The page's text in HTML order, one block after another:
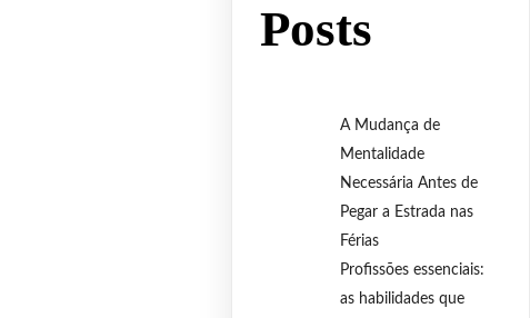
Posts
A Mudança de
Mentalidade
Necessária Antes de
Pegar a Estrada nas
Férias
Profissões essenciais:
as habilidades que